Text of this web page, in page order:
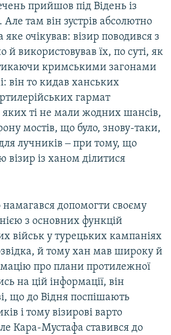
прийшов під Відень із
там він зустрів абсолютно
очікував: візир поводився з
використовував їх, по суті, як
кримськими загонами
він то кидав ханських
гармат
ті не мали жодних шансів,
мостів, що було, знову-таки,
лучників ‒ при тому, що
візир із ханом ділитися
допомогти своєму
з основних функцій
військ у турецьких кампаніях
й тому хан мав широку й
про плани протилежної
на цій інформації, він
що до Відня поспішають
і тому візирові варто
Кара-Мустафа ставився до